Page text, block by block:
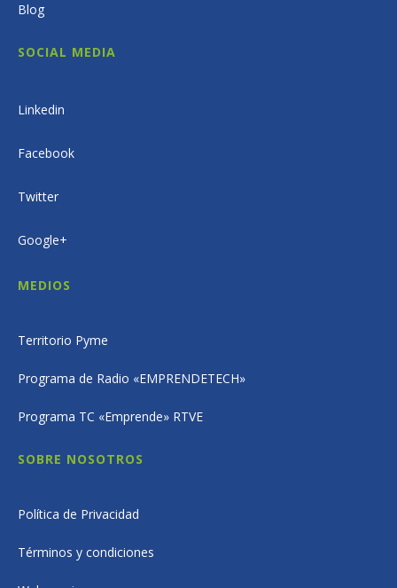
Blog
SOCIAL MEDIA
Linkedin
Facebook
Twitter
Google+
MEDIOS
Territorio Pyme
Programa de Radio «EMPRENDETECH»
Programa TC «Emprende» RTVE
SOBRE NOSOTROS
Política de Privacidad
Términos y condiciones